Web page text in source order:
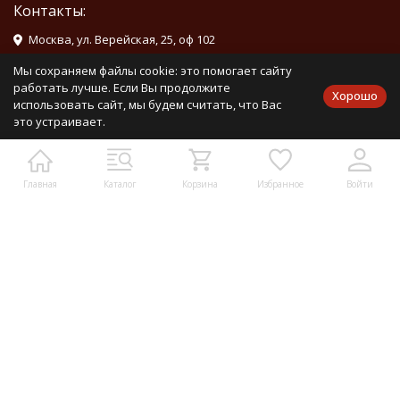
Главная Каталог Корзина Избранное Войти
Контакты:
Москва, ул. Верейская, 25, оф 102
info@mirdetali.ru
Мы в социальных сетях:
Мы сохраняем файлы cookie: это помогает сайту
работать лучше. Если Вы продолжите
использовать сайт, мы будем считать, что Вас
это устраивает.
Хорошо